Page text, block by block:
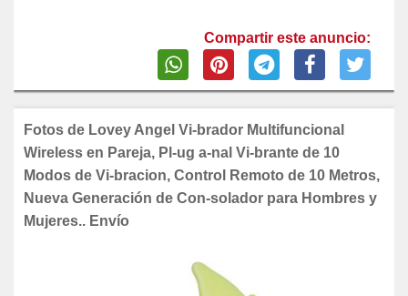
Compartir este anuncio:
Fotos de Lovey Angel Vi-brador Multifuncional
Wireless en Pareja, Pl-ug a-nal Vi-brante de 10
Modos de Vi-bracion, Control Remoto de 10 Metros,
Nueva Generación de Con-solador para Hombres y
Mujeres.. Envío